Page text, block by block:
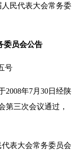
人民代表大会常务委
委员会公告
号
2008年7月30日经陕
第三次会议通过，
代表大会常务委员会